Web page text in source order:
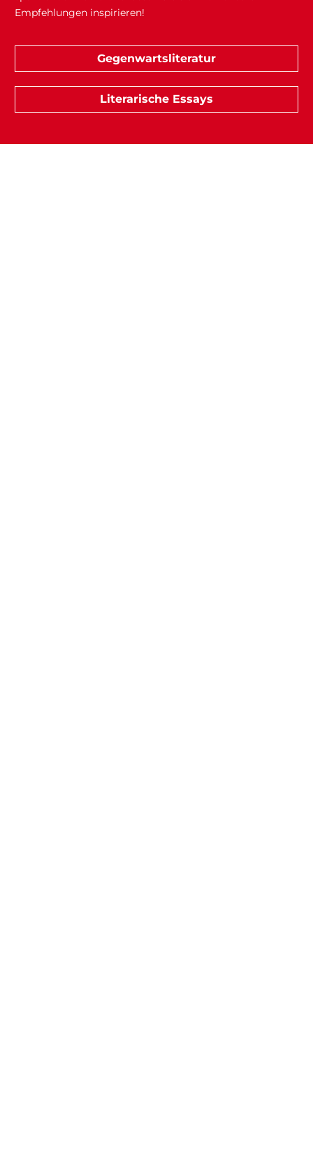
Empfehlungen inspirieren!
Gegenwartsliteratur
Literarische Essays